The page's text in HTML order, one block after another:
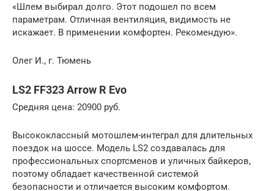
«Шлем выбирал долго. Этот подошел по всем
параметрам. Отличная вентиляция, видимость не
искажает. В применении комфортен. Рекомендую».
Олег И., г. Тюмень
LS2 FF323 Arrow R Evo
Средняя цена: 20900 руб.
Высококлассный мотошлем-интеграл для длительных
поездок на шоссе. Модель LS2 создавалась для
профессиональных спортсменов и уличных байкеров,
поэтому обладает качественной системой
безопасности и отличается высоким комфортом.